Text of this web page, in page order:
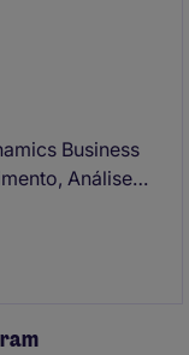
Business
Análise
Digital e
e com